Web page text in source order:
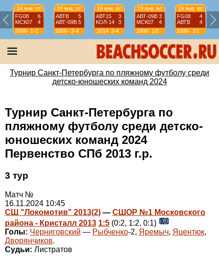
24 янв, пт
FG08
6
МСК07
4
2006-
07
1-2
24 янв, пт
АВТВ
5
АВТ-09B 5
2006-
07
3-4
19 янв, вс
АВТ15
3
КОЛ-14
3
2014 3-4
19 янв, вс
АВТ-09B 3
МСК07
4
2006-
07
1/2
19 янв, вс
FG08
4
АВТВ
4
2006-
07
1/2
Турнир Санкт-Петербурга по пляжному футболу среди
детско-юношеских команд 2024
Турнир Санкт-Петербурга по
пляжному футболу среди детско-
юношеских команд 2024
Первенство СПб 2013 г.р.
3 тур
Матч №
16.11.2024 10:45
СШ "Локомотив" 2013(2) — СШОР №1 Московского
района - Кристалл 2013 1:5 (0:2, 1:2, 0:1)
Голы: Черниговский — Рыбченко-2, Яремыч, Яцентюк,
Дворянчиков.
Судьи: Листратов